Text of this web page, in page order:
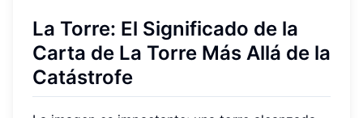
La Torre: El Significado de la
Carta de La Torre Más Allá de la
Catástrofe